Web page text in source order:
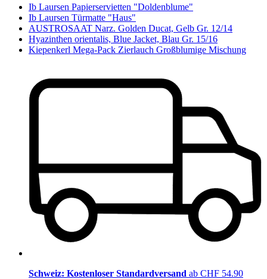
Ib Laursen Papierservietten "Doldenblume"
Ib Laursen Türmatte "Haus"
AUSTROSAAT Narz. Golden Ducat, Gelb Gr. 12/14
Hyazinthen orientalis, Blue Jacket, Blau Gr. 15/16
Kiepenkerl Mega-Pack Zierlauch Großblumige Mischung
Schweiz: Kostenloser Standardversand ab CHF 54.90